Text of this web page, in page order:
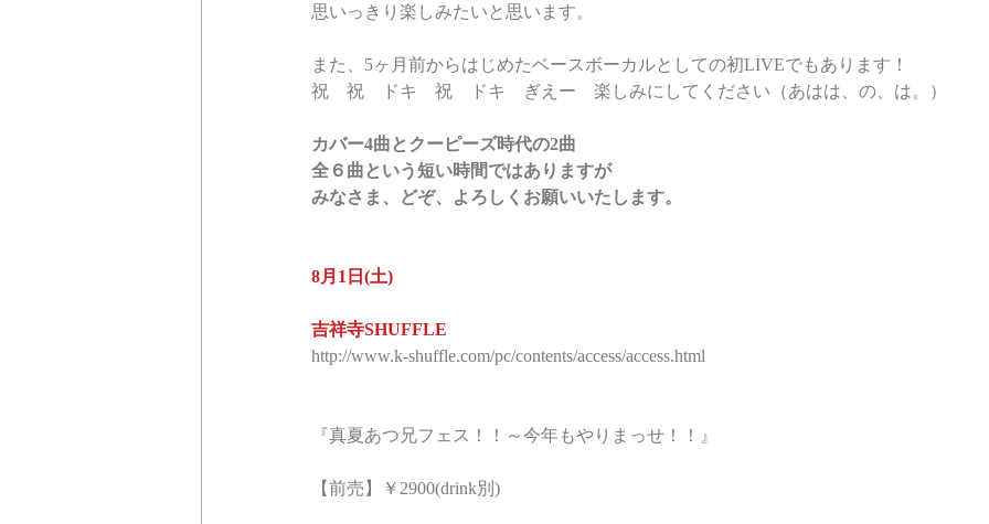
思いっきり楽しみたいと思います。
また、5ヶ月前からはじめたベースボーカルとしての初LIVEでもあります！
祝　祝　ドキ　祝　ドキ　ぎえー　楽しみにしてください（あはは、の、は。）
カバー4曲とクーピーズ時代の2曲
全６曲という短い時間ではありますが
みなさま、どぞ、よろしくお願いいたします。
8月1日(土)
吉祥寺SHUFFLE
http://www.k-shuffle.com/pc/contents/access/access.html
『真夏あつ兄フェス！！～今年もやりまっせ！！』
【前売】￥2900(drink別)